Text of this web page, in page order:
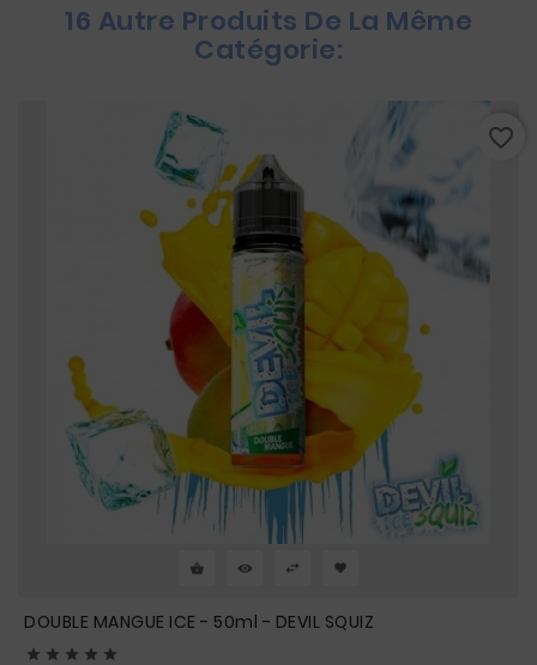
16 Autre Produits De La Même
Catégorie:
DOUBLE MANGUE ICE - 50ml - DEVIL SQUIZ
    
favorite_border